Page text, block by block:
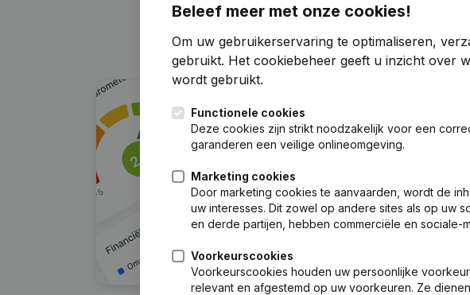
Krijg
Probeer
Beleef meer met onze cookies!
Om uw gebruikerservaring te optimaliseren,
gebruikt. Het cookiebeheer geeft u inzicht over
wordt gebruikt.
Functionele cookies
Deze cookies zijn strikt noodzakelijk voor een
garanderen een veilige onlineomgeving.
Marketing cookies
Door marketing cookies te aanvaarden, wordt de
uw interesses. Dit zowel op andere sites als op uw
en derde partijen, hebben commerciële en sociale-
Voorkeurscookies
Voorkeurscookies houden uw persoonlijke
relevant en afgestemd op uw voorkeuren. Ze